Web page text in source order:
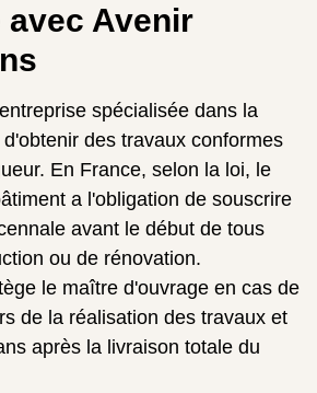
avec Avenir
spécialisée dans la
des travaux conformes
En France, selon la loi, le
a l'obligation de souscrire
avant le début de tous
ou de rénovation.
le maître d'ouvrage en cas de
de la réalisation des travaux et
après la livraison totale du